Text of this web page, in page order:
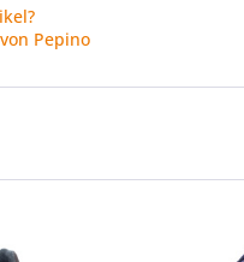
Pepino